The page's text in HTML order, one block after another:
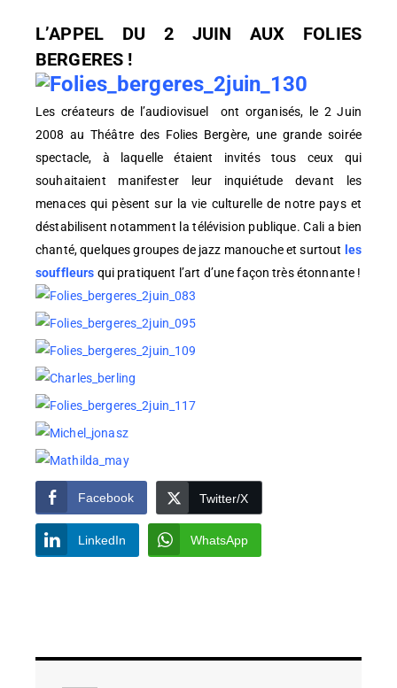
L’APPEL DU 2 JUIN AUX FOLIES
BERGERES !
Les créateurs de l’audiovisuel ont organisés, le 2 Juin
2008 au Théâtre des Folies Bergère, une grande soirée
spectacle, à laquelle étaient invités tous ceux qui
souhaitaient manifester leur inquiétude devant les
menaces qui pèsent sur la vie culturelle de notre pays et
déstabilisent notamment la télévision publique. Cali a bien
chanté, quelques groupes de jazz manouche et surtout les
souffleurs qui pratiquent l’art d’une façon très étonnante !
Facebook Twitter/X
LinkedIn WhatsApp